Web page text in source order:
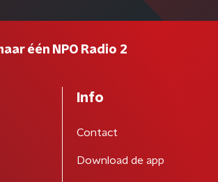
één NPO Radio 2
Info
Contact
Download de app